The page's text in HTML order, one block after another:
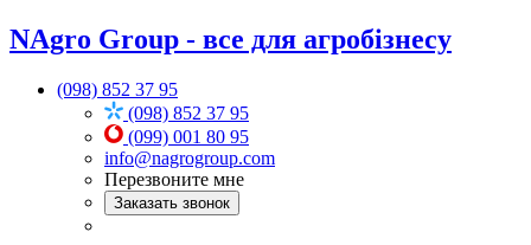
NAgro Group - все для агробізнесу
(098) 852 37 95
(098) 852 37 95
(099) 001 80 95
info@nagrogroup.com
Перезвоните мне
Заказать звонок